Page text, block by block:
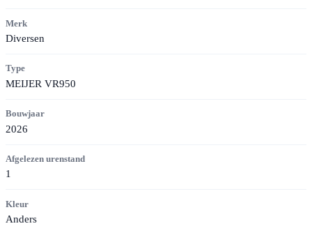
Merk
Diversen
Type
MEIJER VR950
Bouwjaar
2026
Afgelezen urenstand
1
Kleur
Anders